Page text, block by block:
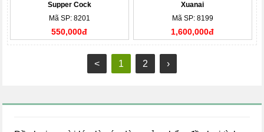
Supper Cock
Mã SP: 8201
550,000đ
Xuanai
Mã SP: 8199
1,600,000đ
< 1 2 ›